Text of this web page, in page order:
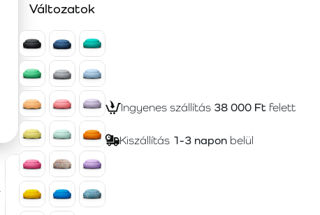
Változatok
Ingyenes szállítás 38 000 Ft felett
Kiszállítás 1-3 napon belül